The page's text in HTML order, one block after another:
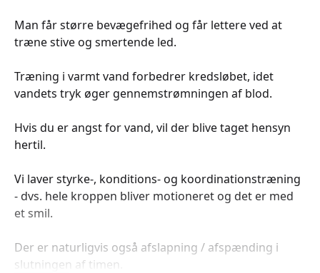
Man får større bevægefrihed og får lettere ved at
træne stive og smertende led.
Træning i varmt vand forbedrer kredsløbet, idet
vandets tryk øger gennemstrømningen af blod.
Hvis du er angst for vand, vil der blive taget hensyn
hertil.
Vi laver styrke-, konditions- og koordinationstræning
- dvs. hele kroppen bliver motioneret og det er med
et smil.
Der er naturligvis også afslapning / afspænding i
slutningen af timen.